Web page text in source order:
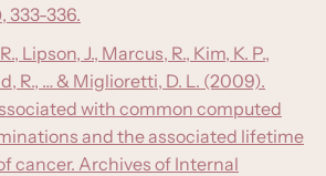
333-336.
Lipson, J., Marcus, R., Kim, K. P.,
R., … & Miglioretti, D. L. (2009).
with common computed
and the associated lifetime
cancer. Archives of Internal